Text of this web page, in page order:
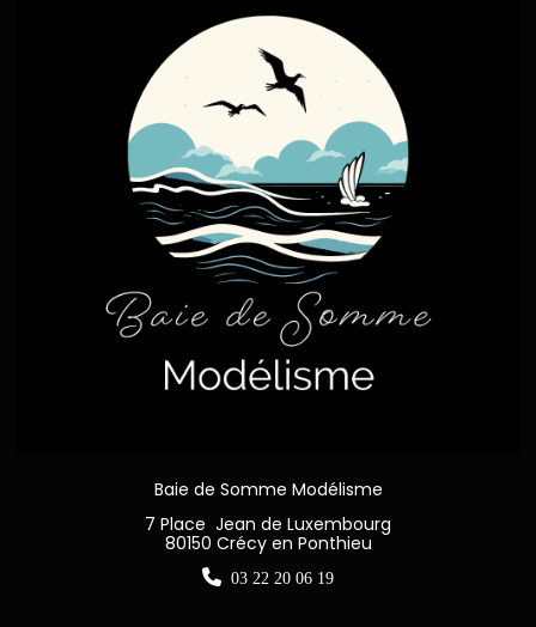
Baie de Somme Modélisme
7 Place Jean de Luxembourg
80150 Crécy en Ponthieu
 03 22 20 06 19